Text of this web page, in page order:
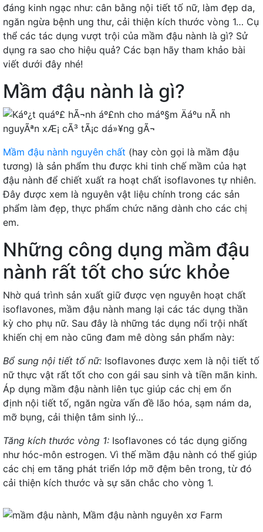
đáng kinh ngạc như: cân bằng nội tiết tố nữ, làm đẹp da,
ngăn ngừa bệnh ung thư, cải thiện kích thước vòng 1… Cụ
thể các tác dụng vượt trội của mầm đậu nành là gì? Sử
dụng ra sao cho hiệu quả? Các bạn hãy tham khảo bài
viết dưới đây nhé!
Mầm đậu nành là gì?
Mầm đậu nành nguyên chất (hay còn gọi là mầm đậu
tương) là sản phẩm thu được khi tinh chế mầm của hạt
đậu nành để chiết xuất ra hoạt chất isoflavones tự nhiên.
Đây được xem là nguyên vật liệu chính trong các sản
phẩm làm đẹp, thực phẩm chức năng dành cho các chị
em.
Những công dụng mầm đậu
nành rất tốt cho sức khỏe
Nhờ quá trình sản xuất giữ được vẹn nguyên hoạt chất
isoflavones, mầm đậu nành mang lại các tác dụng thần
kỳ cho phụ nữ. Sau đây là những tác dụng nổi trội nhất
khiến chị em nào cũng đam mê dòng sản phẩm này:
Bổ sung nội tiết tố nữ: Isoflavones được xem là nội tiết tố
nữ thực vật rất tốt cho con gái sau sinh và tiền mãn kinh.
Áp dụng mầm đậu nành liên tục giúp các chị em ổn
định nội tiết tố, ngăn ngừa vấn đề lão hóa, sạm nám da,
mỡ bụng, cải thiện tâm sinh lý…
Tăng kích thước vòng 1: Isoflavones có tác dụng giống
như hóc-môn estrogen. Vì thế mầm đậu nành có thể giúp
các chị em tăng phát triển lớp mỡ đệm bên trong, từ đó
cải thiện kích thước và sự săn chắc cho vòng 1.